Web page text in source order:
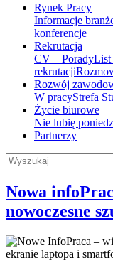
Rynek Pracy
Informacje
konferencje
Rekrutacja
CV – PoradyList
rekrutacji
Rozwój
W pracyStrefa
Życie biurowe
Nie lubię
Partnerzy
Nowa
nowoczesne